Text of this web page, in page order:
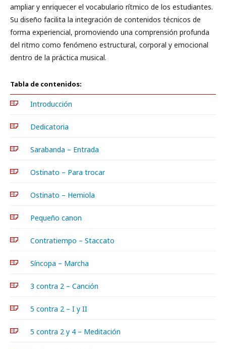
ampliar y enriquecer el vocabulario rítmico de los estudiantes.
Su diseño facilita la integración de contenidos técnicos de
forma experiencial, promoviendo una comprensión profunda
del ritmo como fenómeno estructural, corporal y emocional
dentro de la práctica musical.
Tabla de contenidos:
Introducción
Dedicatoria
Sarabanda – Entrada
Ostinato – Para trocar
Ostinato – Hemiola
Pequeño canon
Contratiempo – Staccato
Síncopa – Marcha
3 contra 2 – Canción
5 contra 2 – I y II
5 contra 2 y 4 – Meditación